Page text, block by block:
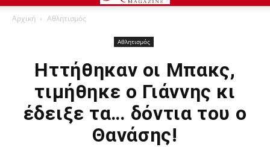
Αρχική Αθλητισμός
Αθλητισμός
Ηττήθηκαν οι Μπακς,
τιμήθηκε ο Γιάννης κι
έδειξε τα… δόντια του ο
Θανάσης!